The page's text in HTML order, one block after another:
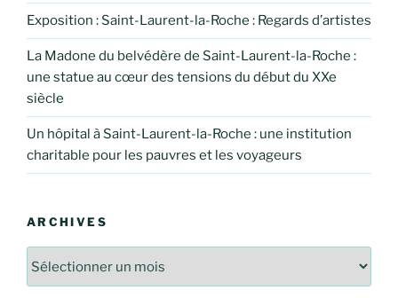
Exposition : Saint-Laurent-la-Roche : Regards d’artistes
La Madone du belvédère de Saint-Laurent-la-Roche :
une statue au cœur des tensions du début du XXe
siècle
Un hôpital à Saint-Laurent-la-Roche : une institution
charitable pour les pauvres et les voyageurs
ARCHIVES